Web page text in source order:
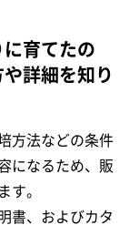
に育てたの
詳細を知り
方法などの条件
になるため、販
す。
書、およびカタ